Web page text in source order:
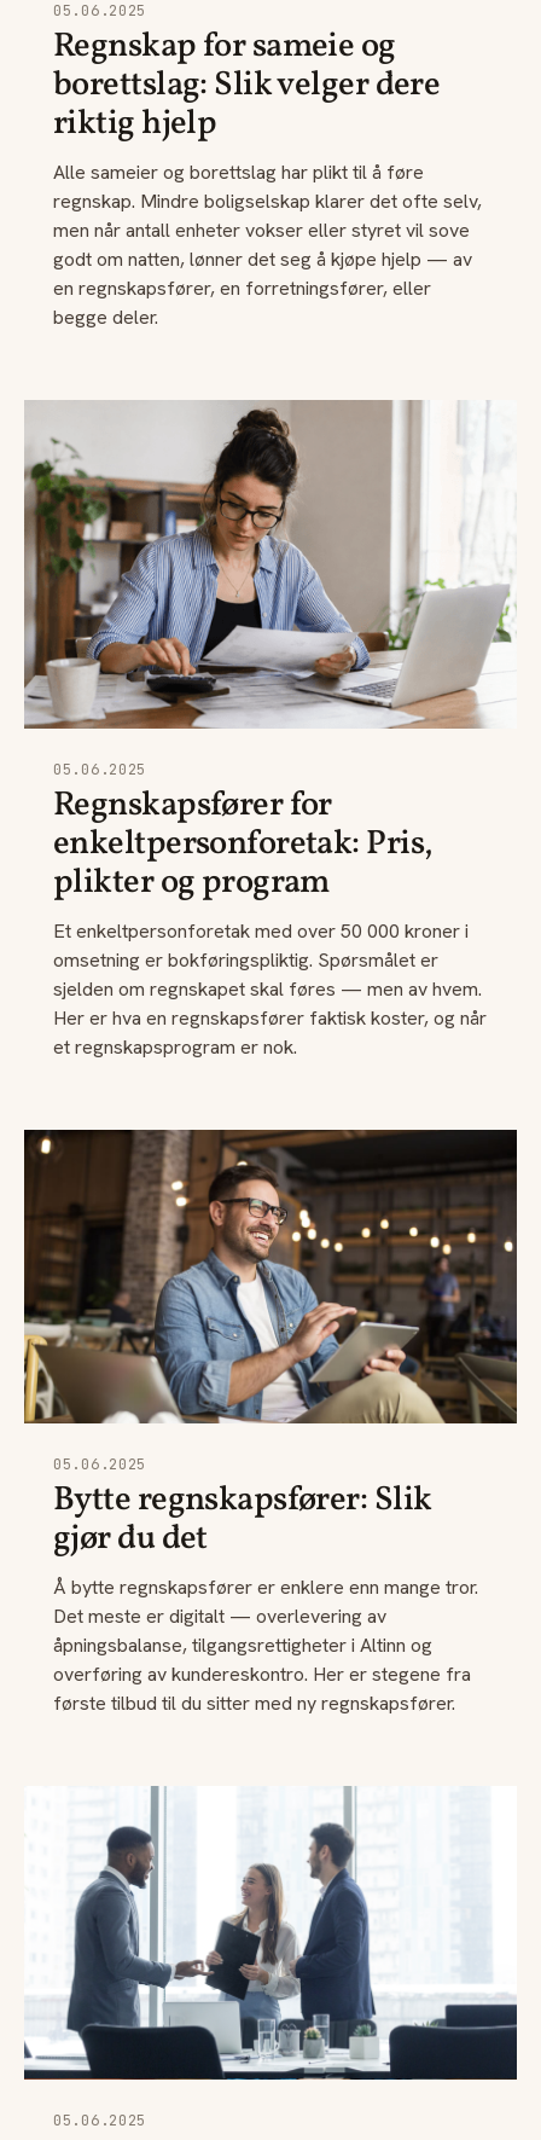
05.06.2025
Regnskap for sameie og
borettslag: Slik velger dere
riktig hjelp
Alle sameier og borettslag har plikt til å føre
regnskap. Mindre boligselskap klarer det ofte selv,
men når antall enheter vokser eller styret vil sove
godt om natten, lønner det seg å kjøpe hjelp — av
en regnskapsfører, en forretningsfører, eller
begge deler.
05.06.2025
Regnskapsfører for
enkeltpersonforetak: Pris,
plikter og program
Et enkeltpersonforetak med over 50 000 kroner i
omsetning er bokføringspliktig. Spørsmålet er
sjelden om regnskapet skal føres — men av hvem.
Her er hva en regnskapsfører faktisk koster, og når
et regnskapsprogram er nok.
05.06.2025
Bytte regnskapsfører: Slik
gjør du det
Å bytte regnskapsfører er enklere enn mange tror.
Det meste er digitalt — overlevering av
åpningsbalanse, tilgangsrettigheter i Altinn og
overføring av kundereskontro. Her er stegene fra
første tilbud til du sitter med ny regnskapsfører.
05.06.2025